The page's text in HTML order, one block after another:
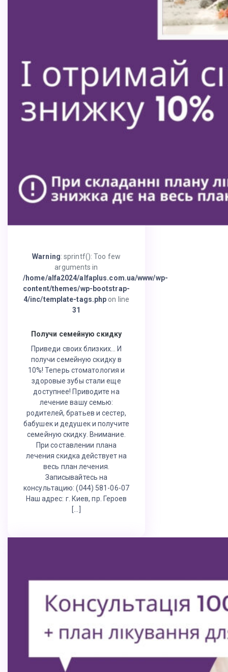
Warning: sprintf(): Too few
arguments in
/home/alfa2024/alfaplus.com.ua/www/wp-
content/themes/wp-bootstrap-
4/inc/template-tags.php on line
31
Получи семейную скидку
Приведи своих близких… И
получи семейную скидку в
10%! Теперь стоматология и
здоровые зубы стали еще
доступнее! Приводите на
лечение вашу семью:
родителей, братьев и сестер,
бабушек и дедушек и получите
семейную скидку. Внимание.
При составлении плана
лечения скидка действует на
весь план лечения.
Записывайтесь на
консультацию: (044) 581-06-07
Наш адрес: г. Киев, пр. Героев
[…]